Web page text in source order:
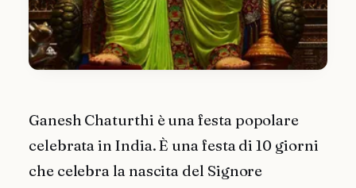
Ganesh Chaturthi è una festa popolare
celebrata in India. È una festa di 10 giorni
che celebra la nascita del Signore